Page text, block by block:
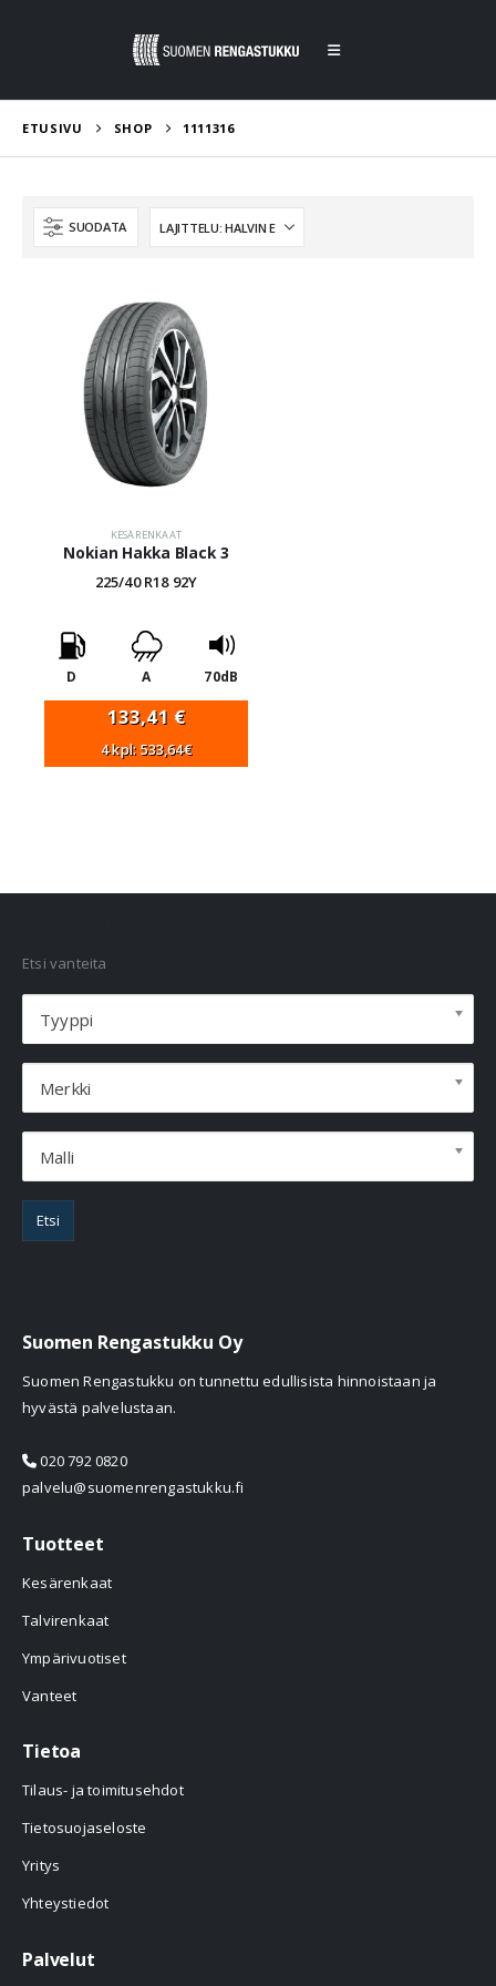
ETUSIVU SHOP 1111316
SUODATA
KESÄRENKAAT
Nokian Hakka Black 3
225/40 R18 92Y
D A 70dB
133,41 €
4 kpl: 533,64€
Etsi vanteita
Tyyppi
Merkki
Malli
Etsi
Suomen Rengastukku Oy
Suomen Rengastukku on tunnettu edullisista hinnoistaan ja
hyvästä palvelustaan.
020 792 0820
palvelu@suomenrengastukku.fi
Tuotteet
Kesärenkaat
Talvirenkaat
Ympärivuotiset
Vanteet
Tietoa
Tilaus- ja toimitusehdot
Tietosuojaseloste
Yritys
Yhteystiedot
Palvelut